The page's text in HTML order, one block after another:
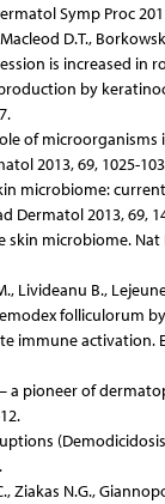
Symp Proc
D.T.,
is increased in
by
of
2013, 69, 1025-
microbiome:
Dermatol 2013, 69,
skin microbiome.
Livideanu B.,
folliculorum by
immune activation.
– a pioneer of
Ziakas N.G.,